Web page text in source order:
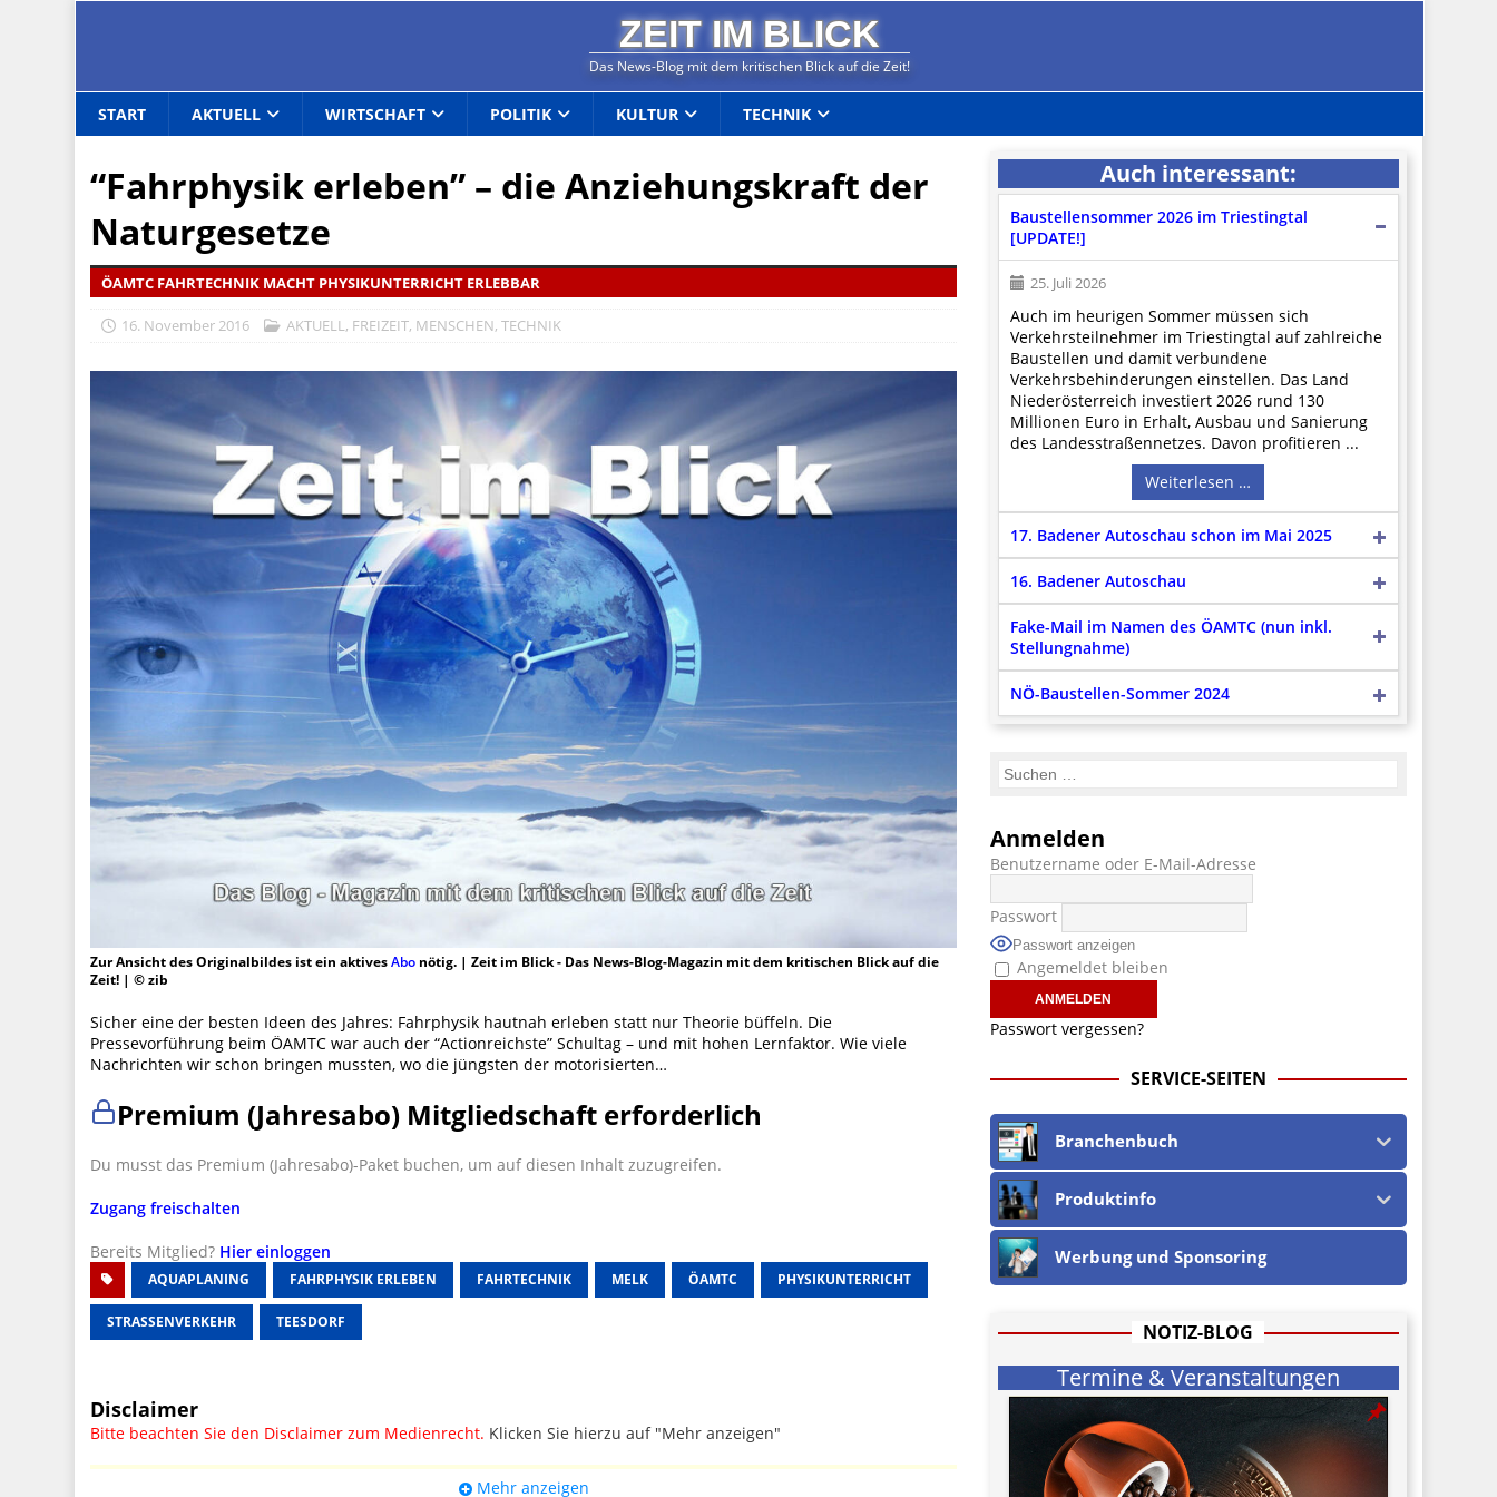
ZEIT IM BLICK
Das News-Blog mit dem kritischen Blick auf die Zeit!
START AKTUELL WIRTSCHAFT POLITIK KULTUR TECHNIK
“Fahrphysik erleben” – die Anziehungskraft der
Naturgesetze
ÖAMTC FAHRTECHNIK MACHT PHYSIKUNTERRICHT ERLEBBAR
16. November 2016 AKTUELL, FREIZEIT, MENSCHEN,TECHNIK
Zur Ansicht des Originalbildes ist ein aktivesAbo nötig. | Zeit im Blick - Das News-Blog-Magazin mit dem kritischen Blick auf die
Zeit! | © zib
Sicher eine der besten Ideen des Jahres: Fahrphysik hautnah erleben statt nur Theorie büffeln. Die
Pressevorführung beim ÖAMTC war auch der “Actionreichste” Schultag – und mit hohen Lernfaktor. Wie viele
Nachrichten wir schon bringen mussten, wo die jüngsten der motorisierten…
Premium (Jahresabo) Mitgliedschaft erforderlich
Du musst das Premium (Jahresabo)-Paket buchen, um auf diesen Inhalt zuzugreifen.
Zugang freischalten
Bereits Mitglied? Hier einloggen
AQUAPLANING FAHRPHYSIK ERLEBEN FAHRTECHNIK MELK ÖAMTC PHYSIKUNTERRICHT
STRASSENVERKEHR TEESDORF
Disclaimer
Bitte beachten Sie den Disclaimer zum Medienrecht. Klicken Sie hierzu auf "Mehr anzeigen"
UPDATE: § 17 ECG seit 16.02.2024 weggefallen.
Mehr anzeigen
Auch interessant:
Baustellensommer 2026 im Triestingtal
[UPDATE!]
25. Juli 2026
Auch im heurigen Sommer müssen sich
Verkehrsteilnehmer im Triestingtal auf zahlreiche
Baustellen und damit verbundene
Verkehrsbehinderungen einstellen. Das Land
Niederösterreich investiert 2026 rund 130
Millionen Euro in Erhalt, Ausbau und Sanierung
des Landesstraßennetzes. Davon profitieren ...
Weiterlesen …
17. Badener Autoschau schon im Mai 2025
16. Badener Autoschau
Fake-Mail im Namen des ÖAMTC (nun inkl.
Stellungnahme)
NÖ-Baustellen-Sommer 2024
Anmelden
Benutzername oder E-Mail-Adresse
Passwort
Passwort anzeigen
Angemeldet bleiben
Passwort vergessen?
SERVICE-SEITEN
Branchenbuch
Produktinfo
Werbung und Sponsoring
NOTIZ-BLOG
Termine & Veranstaltungen